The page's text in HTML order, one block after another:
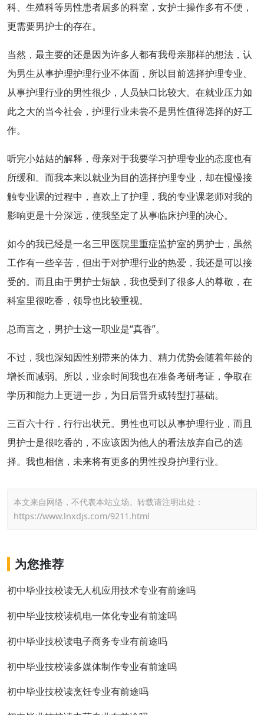
科、生殖科等男性患者居多的科室，女护士操作多有不便，
更需要男护士的存在。
当然，最主要的还是因为许多人都有我母亲那样的想法，认
为男生从事护理护理行业不体面，所以目前选择护理专业、
从事护理行业的男性很少，人员缺口比较大。在就业压力如
此之大的当今社会，护理行业未尝不是男性值得选择的好工
作。
听完小姑姑的解释，母亲对于我要学习护理专业的态度也有
所缓和。而我本来以就业为目的选择护理专业，却在慢慢接
触专业课的过程中，喜欢上了护理，我的专业课老师对我的
影响更是十分深远，使我坚定了从事临床护理的决心。
如今的我已经是一名三甲医院里重症监护室的男护士，虽然
工作有一些辛苦，但出于对护理行业的热爱，我还是可以接
受的。而且由于男护士短缺，我也受到了很多人的尊敬，在
科室里很吃香，领导也比较重视。
总而言之，男护士这一职业是“真香”。
不过，我也深知因性别带来的体力、精力优势会随着年龄的
增长而减弱。所以，业余时间我也在准备考研考证，争取在
学历和能力上更进一步，为日后晋升或转型打基础。
三百六十行，行行出状元。男性也可以从事护理行业，而且
男护士是很吃香的，不应该因为他人的看法放弃自己的选
择。我也相信，未来将有更多的男性投身护理行业。
本文来自网络，不代表本站立场。转载请注明出处：
https://www.lnxdjs.com/9211.html
为您推荐
初中毕业技校读无人机应用技术专业有前途吗
初中毕业技校读机电一体化专业有前途吗
初中毕业技校读电子商务专业有前途吗
初中毕业技校读多媒体制作专业有前途吗
初中毕业技校读烹饪专业有前途吗